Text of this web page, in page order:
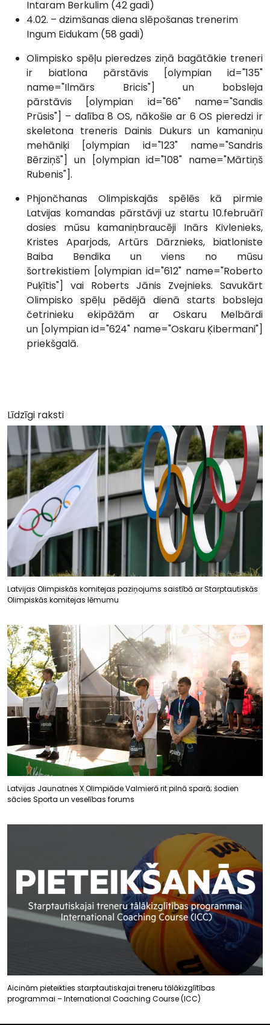
Intaram Berkulim (42 gadi)
4.02. – dzimšanas diena slēpošanas trenerim
Ingum Eidukam (58 gadi)
Olimpisko spēļu pieredzes ziņā bagātākie treneri
ir biatlona pārstāvis [olympian id="135"
name="Ilmārs Bricis"] un bobsleja
pārstāvis [olympian id="66" name="Sandis
Prūsis"] – dalība 8 OS, nākošie ar 6 OS pieredzi ir
skeletona treneris Dainis Dukurs un kamaniņu
mehāniķi [olympian id="123" name="Sandris
Bērziņš"] un [olympian id="108" name="Mārtiņš
Rubenis"].
Phjončhanas Olimpiskajās spēlēs kā pirmie
Latvijas komandas pārstāvji uz startu 10.februārī
dosies mūsu kamaniņbraucēji Inārs Kivlenieks,
Kristes Aparjods, Artūrs Dārznieks, biatloniste
Baiba Bendika un viens no mūsu
šortrekistiem [olympian id="612" name="Roberto
Puķītis"] vai Roberts Jānis Zvejnieks. Savukārt
Olimpisko spēļu pēdējā dienā starts bobsleja
četrinieku ekipāžām ar Oskaru Melbārdi
un [olympian id="624" name="Oskaru Ķibermani"]
priekšgalā.
Līdzīgi raksti
Latvijas Olimpiskās komitejas paziņojums saistībā ar Starptautiskās
Olimpiskās komitejas lēmumu
Latvijas Jaunatnes X Olimpiāde Valmierā rit pilnā sparā; šodien
sācies Sporta un veselības forums
Aicinām pieteikties starptautiskajai treneru tālākizglītības
programmai – International Coaching Course (ICC)